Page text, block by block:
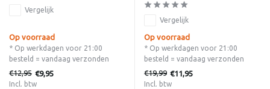
Vergelijk
Op voorraad
* Op werkdagen voor 21:00
besteld = vandaag verzonden
€12,95 €9,95
Incl. btw
Vergelijk
Op voorraad
* Op werkdagen voor 21:00
besteld = vandaag verzonden
€19,99 €11,95
Incl. btw